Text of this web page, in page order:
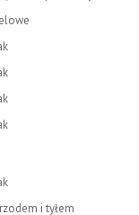
i tyłem